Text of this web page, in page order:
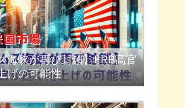
海峡が再び封鎖】FRB高官
げの可能性